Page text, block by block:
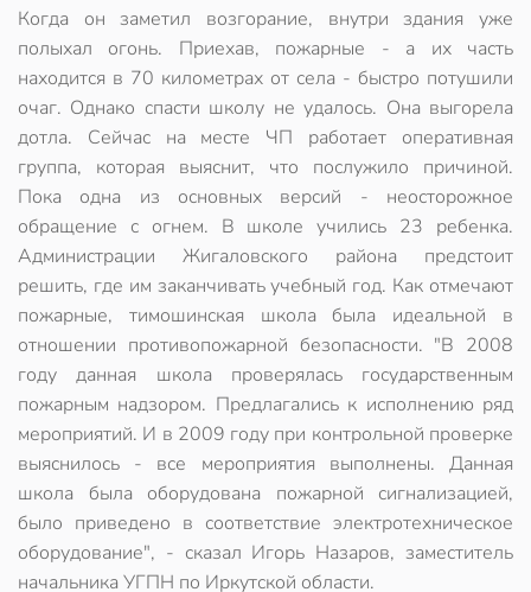
Когда он заметил возгорание, внутри здания уже
полыхал огонь. Приехав, пожарные - а их часть
находится в 70 километрах от села - быстро потушили
очаг. Однако спасти школу не удалось. Она выгорела
дотла. Сейчас на месте ЧП работает оперативная
группа, которая выяснит, что послужило причиной.
Пока одна из основных версий - неосторожное
обращение с огнем. В школе учились 23 ребенка.
Администрации Жигаловского района предстоит
решить, где им заканчивать учебный год. Как отмечают
пожарные, тимошинская школа была идеальной в
отношении противопожарной безопасности. "В 2008
году данная школа проверялась государственным
пожарным надзором. Предлагались к исполнению ряд
мероприятий. И в 2009 году при контрольной проверке
выяснилось - все мероприятия выполнены. Данная
школа была оборудована пожарной сигнализацией,
было приведено в соответствие электротехническое
оборудование", - сказал Игорь Назаров, заместитель
начальника УГПН по Иркутской области.